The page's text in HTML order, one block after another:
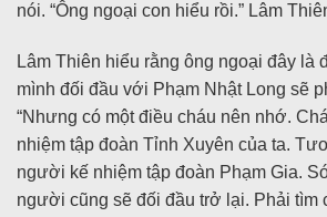
nói. “Ông ngoại con hiểu rồi.” Lâm
Lâm Thiên hiểu rằng ông ngoại đây là
mình đối đầu với Phạm Nhật Long sẽ
“Nhưng có một điều cháu nên nhớ.
nhiệm tập đoàn Tỉnh Xuyên của ta.
người kế nhiệm tập đoàn Phạm Gia.
người cũng sẽ đối đầu trở lại. Phải tìm